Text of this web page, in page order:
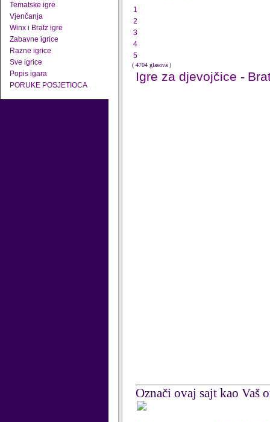
Tematske igre
Vjenčanja
Winx i Bratz igre
Zabavne igrice
Razne igrice
Sve igrice
Popis igara
PORUKE POSJETIOCA
1
2
3
4
5
( 4704 glasova )
Igre za djevojčice -
Označi ovaj sajt kao Vaš